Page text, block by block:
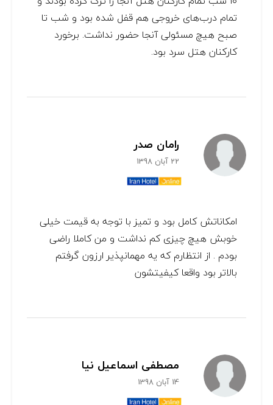
تمام درب‌های خروجی هم قفل شده بود و شب تا
صبح هیچ مسئولی آنجا حضور نداشت. برخورد
کارکنان هتل سرد بود.
رامان صدر
22 آبان 1398
امكاناتش كامل بود و تميز با توجه به قيمت خيلی
خوبش هيچ چيزی كم نداشت و من كاملا راضی
بودم . از انتظارم كه يه مهمانپذير ارزون گرفتم
بالاتر بود واقعا كيفيتشون
مصطفی اسماعیل نیا
14 آبان 1398